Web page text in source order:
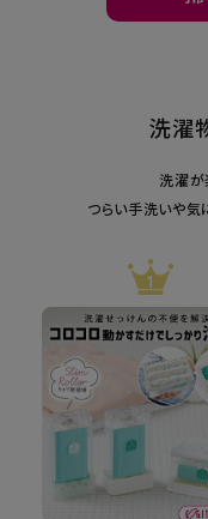
洗濯
洗濯が
つらい手洗いや気